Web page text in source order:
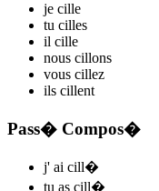
je cille
tu cilles
il cille
nous cillons
vous cillez
ils cillent
Pass� Compos�
j' ai cill�
tu as cill�